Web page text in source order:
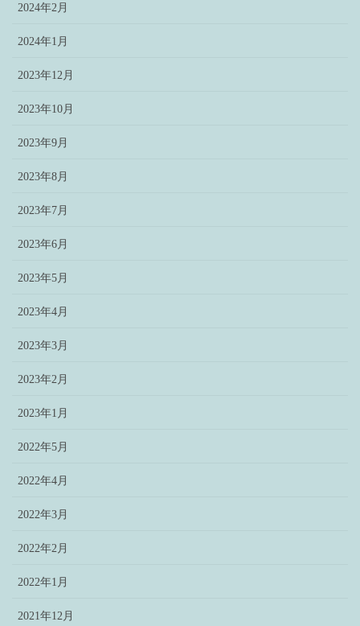
2024年2月
2024年1月
2023年12月
2023年10月
2023年9月
2023年8月
2023年7月
2023年6月
2023年5月
2023年4月
2023年3月
2023年2月
2023年1月
2022年5月
2022年4月
2022年3月
2022年2月
2022年1月
2021年12月